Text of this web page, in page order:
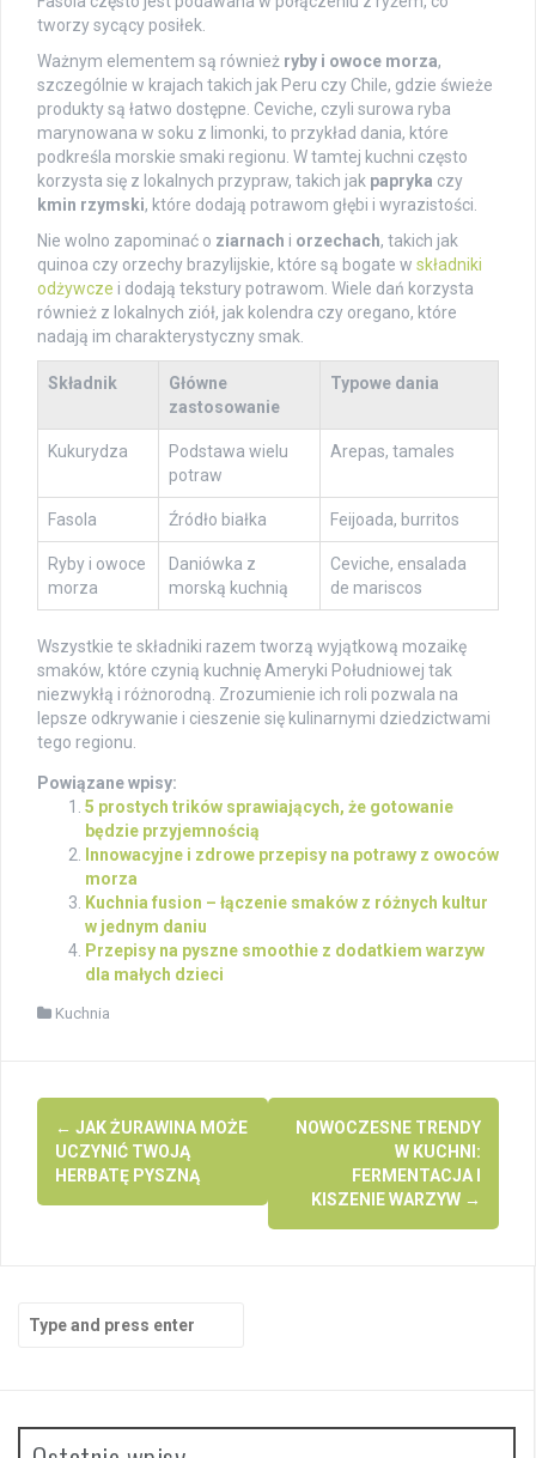
tworzy sycący posiłek.
Ważnym elementem są również ryby i owoce morza,
szczególnie w krajach takich jak Peru czy Chile, gdzie świeże
produkty są łatwo dostępne. Ceviche, czyli surowa ryba
marynowana w soku z limonki, to przykład dania, które
podkreśla morskie smaki regionu. W tamtej kuchni często
korzysta się z lokalnych przypraw, takich jak papryka czy
kmin rzymski, które dodają potrawom głębi i wyrazistości.
Nie wolno zapominać o ziarnach i orzechach, takich jak
quinoa czy orzechy brazylijskie, które są bogate w składniki
odżywcze i dodają tekstury potrawom. Wiele dań korzysta
również z lokalnych ziół, jak kolendra czy oregano, które
nadają im charakterystyczny smak.
Składnik
Główne
zastosowanie
Typowe dania
Kukurydza
Podstawa wielu
potraw
Arepas, tamales
Fasola Źródło białka Feijoada, burritos
Ryby i owoce
morza
Daniówka z
morską kuchnią
Ceviche, ensalada
de mariscos
Wszystkie te składniki razem tworzą wyjątkową mozaikę
smaków, które czynią kuchnię Ameryki Południowej tak
niezwykłą i różnorodną. Zrozumienie ich roli pozwala na
lepsze odkrywanie i cieszenie się kulinarnymi dziedzictwami
tego regionu.
Powiązane wpisy:
5 prostych trików sprawiających, że gotowanie
będzie przyjemnością
Innowacyjne i zdrowe przepisy na potrawy z owoców
morza
Kuchnia fusion – łączenie smaków z różnych kultur
w jednym daniu
Przepisy na pyszne smoothie z dodatkiem warzyw
dla małych dzieci
Kuchnia
Post
navigation
← JAK ŻURAWINA MOŻE
UCZYNIĆ TWOJĄ
HERBATĘ PYSZNĄ
NOWOCZESNE TRENDY
W KUCHNI:
FERMENTACJA I
KISZENIE WARZYW →
for: